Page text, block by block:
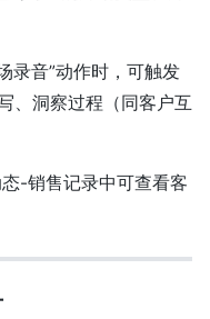
录音”动作时，可触发
、洞察过程（同客户互
-销售记录中可查看客